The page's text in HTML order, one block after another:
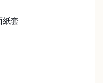
紙套